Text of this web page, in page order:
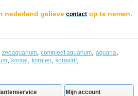
nederland gelieve contact op te nemen.
zeeaquarium compleet aquarium aquaria
koraal koralen koraalrif,
Mijn account